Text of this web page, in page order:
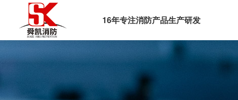
16年专注消防产品生产研发